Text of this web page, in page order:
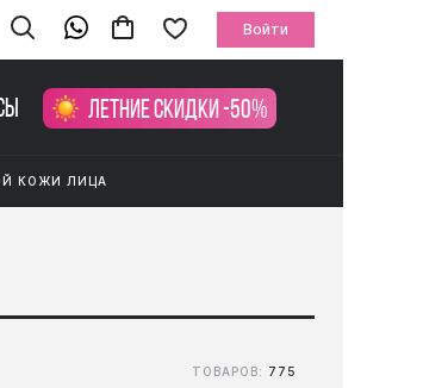
Войти
Летние скидки -50%
КОЖИ ЛИЦА
ТОВАРОВ: 775